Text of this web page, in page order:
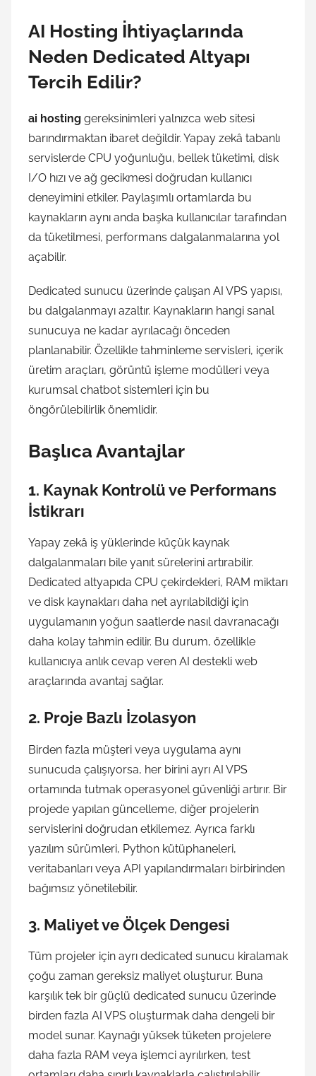
AI Hosting İhtiyaçlarında
Neden Dedicated Altyapı
Tercih Edilir?
ai hosting gereksinimleri yalnızca web sitesi
barındırmaktan ibaret değildir. Yapay zekâ tabanlı
servislerde CPU yoğunluğu, bellek tüketimi, disk
I/O hızı ve ağ gecikmesi doğrudan kullanıcı
deneyimini etkiler. Paylaşımlı ortamlarda bu
kaynakların aynı anda başka kullanıcılar tarafından
da tüketilmesi, performans dalgalanmalarına yol
açabilir.
Dedicated sunucu üzerinde çalışan AI VPS yapısı,
bu dalgalanmayı azaltır. Kaynakların hangi sanal
sunucuya ne kadar ayrılacağı önceden
planlanabilir. Özellikle tahminleme servisleri, içerik
üretim araçları, görüntü işleme modülleri veya
kurumsal chatbot sistemleri için bu
öngörülebilirlik önemlidir.
Başlıca Avantajlar
1. Kaynak Kontrolü ve Performans
İstikrarı
Yapay zekâ iş yüklerinde küçük kaynak
dalgalanmaları bile yanıt sürelerini artırabilir.
Dedicated altyapıda CPU çekirdekleri, RAM miktarı
ve disk kaynakları daha net ayrılabildiği için
uygulamanın yoğun saatlerde nasıl davranacağı
daha kolay tahmin edilir. Bu durum, özellikle
kullanıcıya anlık cevap veren AI destekli web
araçlarında avantaj sağlar.
2. Proje Bazlı İzolasyon
Birden fazla müşteri veya uygulama aynı
sunucuda çalışıyorsa, her birini ayrı AI VPS
ortamında tutmak operasyonel güvenliği artırır. Bir
projede yapılan güncelleme, diğer projelerin
servislerini doğrudan etkilemez. Ayrıca farklı
yazılım sürümleri, Python kütüphaneleri,
veritabanları veya API yapılandırmaları birbirinden
bağımsız yönetilebilir.
3. Maliyet ve Ölçek Dengesi
Tüm projeler için ayrı dedicated sunucu kiralamak
çoğu zaman gereksiz maliyet oluşturur. Buna
karşılık tek bir güçlü dedicated sunucu üzerinde
birden fazla AI VPS oluşturmak daha dengeli bir
model sunar. Kaynağı yüksek tüketen projelere
daha fazla RAM veya işlemci ayrılırken, test